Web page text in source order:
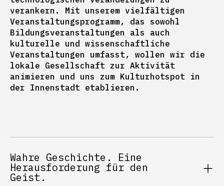
verankern. Mit unserem vielfältigen
Veranstaltungsprogramm, das sowohl
Bildungsveranstaltungen als auch
kulturelle und wissenschaftliche
Veranstaltungen umfasst, wollen wir die
lokale Gesellschaft zur Aktivität
animieren und uns zum Kulturhotspot in
der Innenstadt etablieren.
Wahre Geschichte. Eine
Herausforderung für den
Geist.